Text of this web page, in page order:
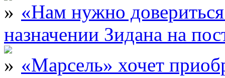
«Нам нужно
назначении Зидана на
«Марсель» хочет